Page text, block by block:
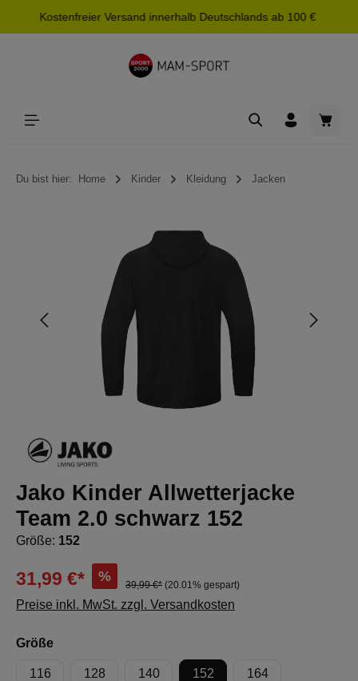
springen
Kostenfreier Versand innerhalb Deutschlands ab 100 €
Du bist hier: Home Kinder Kleidung Jacken
Bildergalerie überspringen
Jako Kinder Allwetterjacke
Team 2.0 schwarz 152
Größe: 152
31,99 €* %
39,99 €* (20.01% gespart)
Preise inkl. MwSt. zzgl. Versandkosten
Größeauswählen
116 128 140 152 164